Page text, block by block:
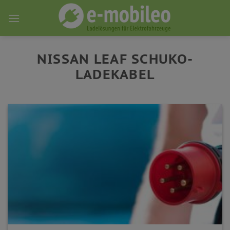
NISSAN LEAF SCHUKO-
LADEKABEL